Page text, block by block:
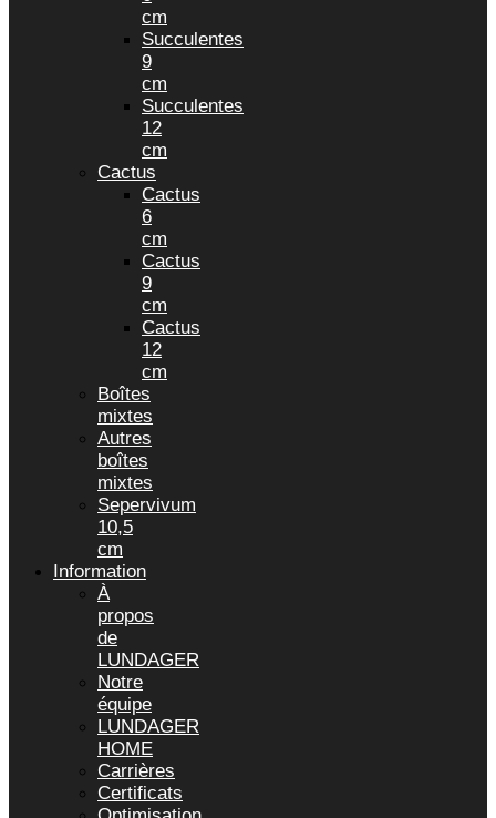
cm
Succulentes
9
cm
Succulentes
12
cm
Cactus
Cactus
6
cm
Cactus
9
cm
Cactus
12
cm
Boîtes
mixtes
Autres
boîtes
mixtes
Sepervivum
10,5
cm
Information
À
propos
de
LUNDAGER
Notre
équipe
LUNDAGER
HOME
Carrières
Certificats